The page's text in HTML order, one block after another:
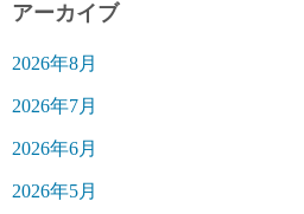
アーカイブ
2026年8月
2026年7月
2026年6月
2026年5月